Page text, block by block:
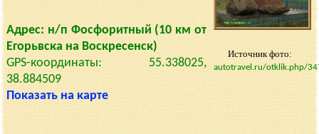
Источник фото:
autotravel.ru/otklik.php/
Адрес: н/п Фосфоритный (10 км от
Егорьвска на Воскресенск)
GPS-координаты: 55.338025,
38.884509
Показать на карте